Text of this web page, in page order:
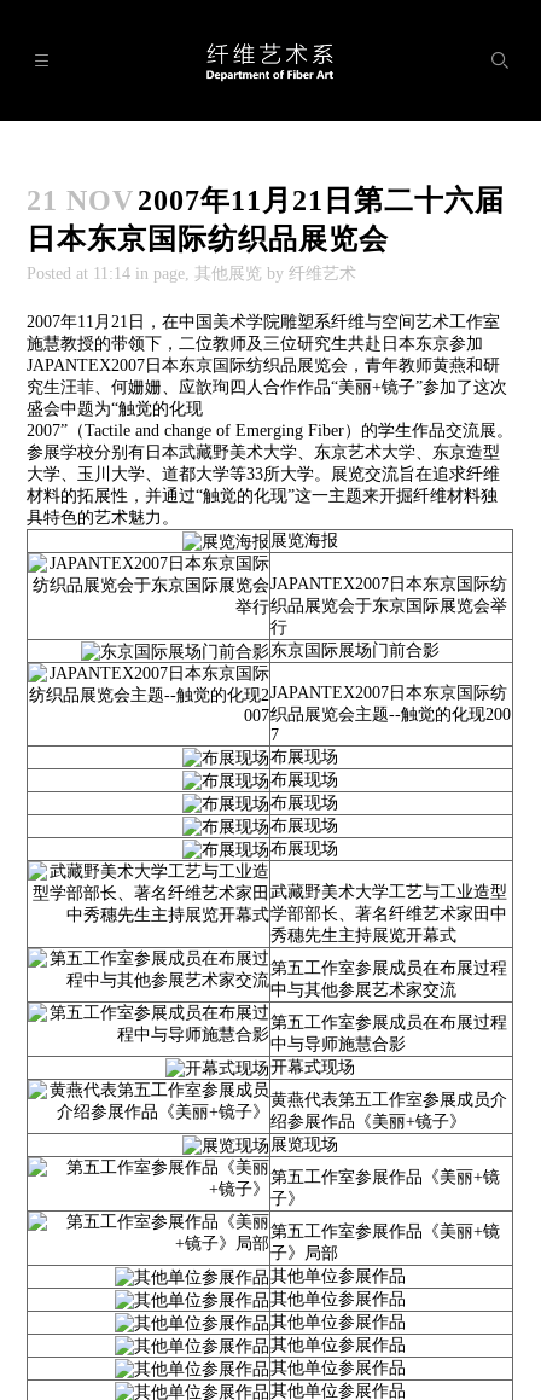
 
科系设置 
研究所
工作室 
实验室 
学术交流 
理论研究 
21 NOV2007年11月21日第二十六届
日本东京国际纺织品展览会
Posted at 11:14 in page, 其他展览 by 纤维艺术
2007年11月21日，在中国美术学院雕塑系纤维与空间艺术工作室
施慧教授的带领下，二位教师及三位研究生共赴日本东京参加
JAPANTEX2007日本东京国际纺织品展览会，青年教师黄燕和研
究生汪菲、何姗姗、应歆珣四人合作作品“美丽+镜子”参加了这次
盛会中题为“触觉的化现
2007”（Tactile and change of Emerging Fiber）的学生作品交流展。
参展学校分别有日本武藏野美术大学、东京艺术大学、东京造型
大学、玉川大学、道都大学等33所大学。展览交流旨在追求纤维
材料的拓展性，并通过“触觉的化现”这一主题来开掘纤维材料独
具特色的艺术魅力。
展览海报
JAPANTEX2007日本东京国际纺
织品展览会于东京国际展览会举
行
东京国际展场门前合影
JAPANTEX2007日本东京国际纺
织品展览会主题--触觉的化现200
7
布展现场
布展现场
布展现场
布展现场
布展现场
武藏野美术大学工艺与工业造型
学部部长、著名纤维艺术家田中
秀穗先生主持展览开幕式
第五工作室参展成员在布展过程
中与其他参展艺术家交流
第五工作室参展成员在布展过程
中与导师施慧合影
开幕式现场
黄燕代表第五工作室参展成员介
绍参展作品《美丽+镜子》
展览现场
第五工作室参展作品《美丽+镜
子》
第五工作室参展作品《美丽+镜
子》局部
其他单位参展作品
其他单位参展作品
其他单位参展作品
其他单位参展作品
其他单位参展作品
其他单位参展作品